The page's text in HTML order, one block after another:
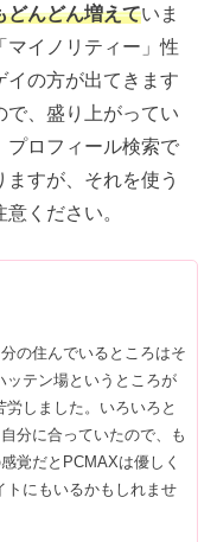
どんどん増えていま
マイノリティー」性
イの方が出てきます
で、盛り上がってい
プロフィール検索で
すが、それを使う
ください。
の住んでいるところはそ
ッテン場というところが
しました。いろいろと
分に合っていたので、も
覚だとPCMAXは優しく
トにもいるかもしれませ